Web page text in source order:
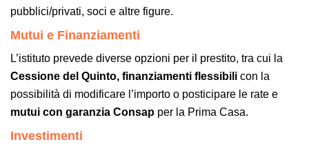
pubblici/privati, soci e altre figure.
Mutui e Finanziamenti
L’istituto prevede diverse opzioni per il prestito, tra cui la
Cessione del Quinto, finanziamenti flessibili con la
possibilità di modificare l’importo o posticipare le rate e
mutui con garanzia Consap per la Prima Casa.
Investimenti